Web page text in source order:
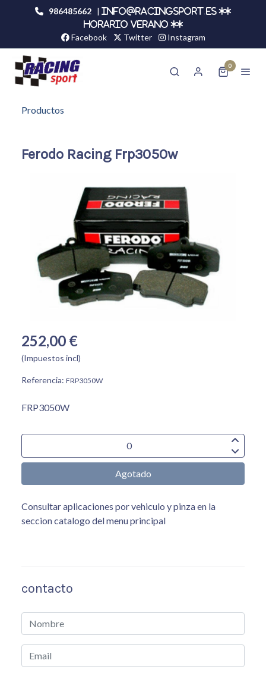
986485662 |
info@racingsport.es **
HORARIO VERANO **
Facebook Twitter Instagram
0
Productos
Ferodo Racing Frp3050w
252,00 €
(Impuestos incl)
Referencia: FRP3050W
FRP3050W
Agotado
Consultar aplicaciones por vehiculo y pinza en la
seccion catalogo del menu principal
contacto